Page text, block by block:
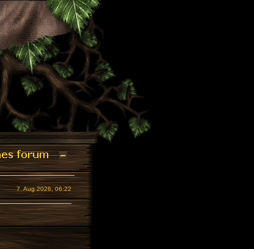
7. Aug 2026, 06:22